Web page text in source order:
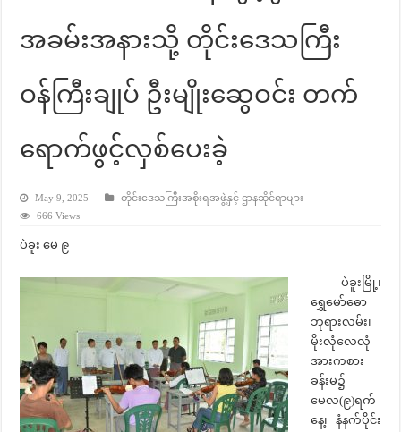
အခမ်းအနားသို့ တိုင်းဒေသကြီး
ဝန်ကြီးချုပ် ဦးမျိုးဆွေဝင်း တက်
ရောက်ဖွင့်လှစ်ပေးခဲ့
May 9, 2025
တိုင်းဒေသကြီးအစိုးရအဖွဲ့နှင့် ဌာနဆိုင်ရာများ
666 Views
ပဲခူး မေ ၉
ပဲခူးမြို့၊
ရွှေမော်ဓော
ဘုရားလမ်း၊
မိုးလုံလေလုံ
အားကစား
ခန်းမ၌
မေလ(၉)ရက်
နေ့၊ နံနက်ပိုင်း